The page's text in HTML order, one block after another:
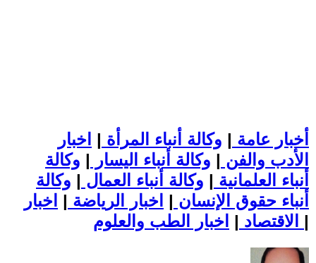
أخبار عامة | وكالة أنباء المرأة | اخبار
الأدب والفن | وكالة أنباء اليسار | وكالة
أنباء العلمانية | وكالة أنباء العمال | وكالة
أنباء حقوق الإنسان | اخبار الرياضة | اخبار
الاقتصاد | |